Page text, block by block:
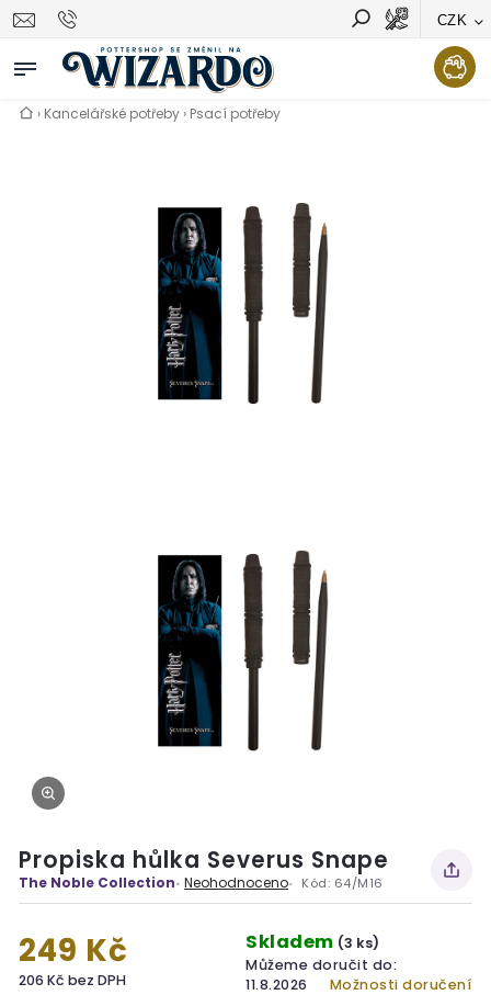
CZK
Vyhledávání Hledat
› Kancelářské potřeby › Psací potřeby
Propiska hůlka Severus Snape
The Noble Collection Neohodnoceno Kód: 64/M16
249 Kč
206 Kč bez DPH
Skladem (3 ks)
Můžeme doručit do:
11.8.2026
Možnosti doručení